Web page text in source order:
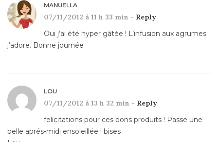
MANUELLA
07/11/2012 à 11 h 33 min - Reply
Oui j’ai été hyper gâtée ! L’infusion aux agrumes
j’adore. Bonne journée
LOU
07/11/2012 à 13 h 32 min - Reply
felicitations pour ces bons produits ! Passe une
belle aprés-midi ensoleillée ! bises